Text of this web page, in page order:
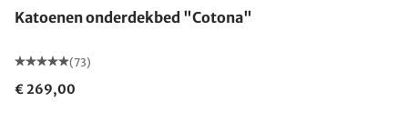
Katoenen onderdekbed "Cotona"
(73)
€ 269,00